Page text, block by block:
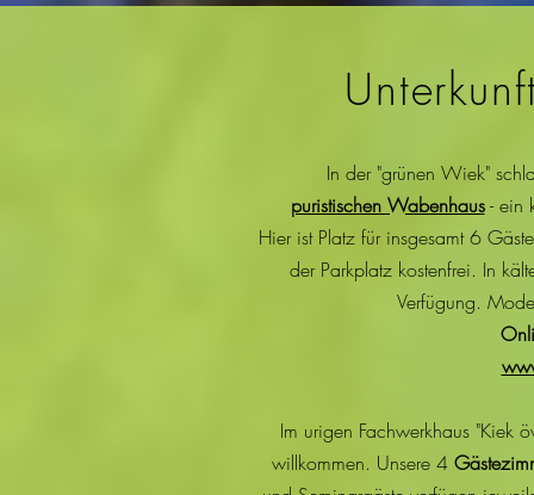
In der "grünen Wiek"
puristischen Wabenhaus- ein
Hier ist Platz für insgesamt 6
der Parkplatz kostenfrei. In
Verfügung.
Im urigen Fachwerkhaus "Kiek
willkommen. Unsere 4